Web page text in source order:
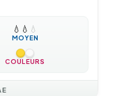
💧 💧 💧
MOYEN
COULEURS